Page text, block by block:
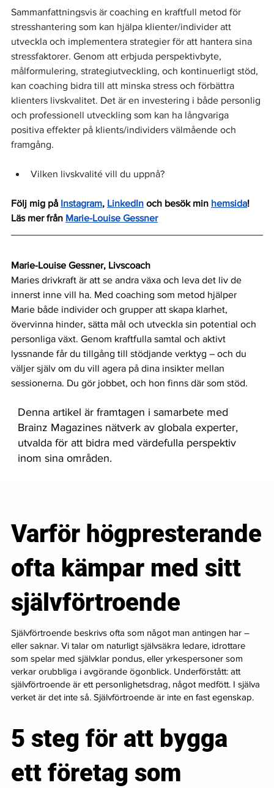
Sammanfattningsvis är coaching en kraftfull metod för
stresshantering som kan hjälpa klienter/individer att
utveckla och implementera strategier för att hantera sina
stressfaktorer. Genom att erbjuda perspektivbyte,
målformulering, strategiutveckling, och kontinuerligt stöd,
kan coaching bidra till att minska stress och förbättra
klienters livskvalitet. Det är en investering i både personlig
och professionell utveckling som kan ha långvariga
positiva effekter på klients/individers välmående och
framgång.
Vilken livskvalité vill du uppnå?
Följ mig på Instagram, LinkedIn och besök min hemsida!
Läs mer från Marie-Louise Gessner
Marie-Louise Gessner, Livscoach
Maries drivkraft är att se andra växa och leva det liv de
innerst inne vill ha. Med coaching som metod hjälper
Marie både individer och grupper att skapa klarhet,
övervinna hinder, sätta mål och utveckla sin potential och
personliga växt. Genom kraftfulla samtal och aktivt
lyssnande får du tillgång till stödjande verktyg – och du
väljer själv om du vill agera på dina insikter mellan
sessionerna. Du gör jobbet, och hon finns där som stöd.
Denna artikel är framtagen i samarbete med
Brainz Magazines nätverk av globala experter,
utvalda för att bidra med värdefulla perspektiv
inom sina områden.
Varför högpresterande
ofta kämpar med sitt
självförtroende
Självförtroende beskrivs ofta som något man antingen har –
eller saknar. Vi talar om naturligt självsäkra ledare, idrottare
som spelar med självklar pondus, eller yrkespersoner som
verkar orubbliga i avgörande ögonblick. Underförstått: att
självförtroende är ett personlighetsdrag, något medfött. I själva
verket är det inte så. Självförtroende är inte en fast egenskap.
5 steg för att bygga
ett företag som